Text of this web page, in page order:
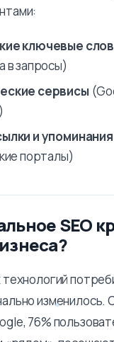
ключевые
в запросы)
сервисы
и упоминания
порталы)
SEO
изменилось.
76%